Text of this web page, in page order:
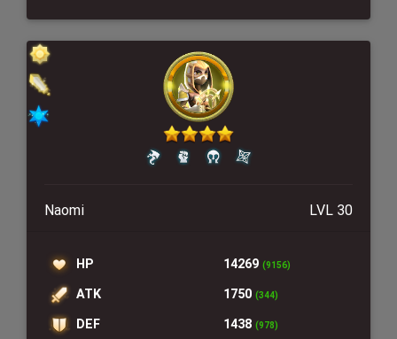
Naomi LVL 30
HP 14269 (9156)
ATK 1750 (344)
DEF 1438 (978)